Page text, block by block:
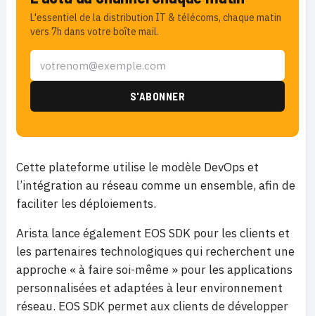
L'essentiel de la distribution IT & télécoms, chaque matin
vers 7h dans votre boîte mail.
Cette plateforme utilise le modèle DevOps et
l’intégration au réseau comme un ensemble, afin de
faciliter les déploiements.
Arista lance également EOS SDK pour les clients et
les partenaires technologiques qui recherchent une
approche « à faire soi-même » pour les applications
personnalisées et adaptées à leur environnement
réseau. EOS SDK permet aux clients de développer